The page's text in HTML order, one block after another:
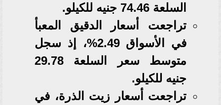
السلعة 74.46 جنيه للكيلو.
تراجعت أسعار الدقيق المعبأ
في الأسواق 2.49%، إذ سجل
متوسط سعر السلعة 29.78
جنيه للكيلو.
تراجعت أسعار زيت الذرة، في